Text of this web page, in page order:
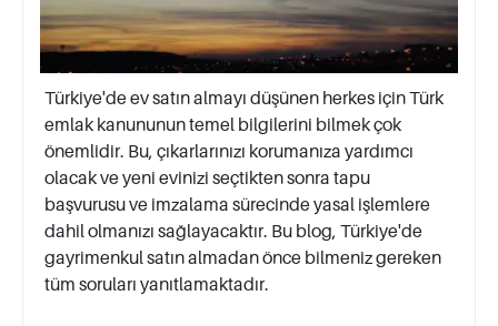
Türkiye'de ev satın almayı düşünen herkes için Türk
emlak kanununun temel bilgilerini bilmek çok
önemlidir. Bu, çıkarlarınızı korumanıza yardımcı
olacak ve yeni evinizi seçtikten sonra tapu
başvurusu ve imzalama sürecinde yasal işlemlere
dahil olmanızı sağlayacaktır. Bu blog, Türkiye'de
gayrimenkul satın almadan önce bilmeniz gereken
tüm soruları yanıtlamaktadır.